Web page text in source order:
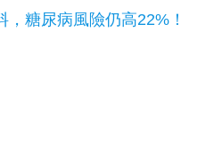
糖尿病風險仍高22%！